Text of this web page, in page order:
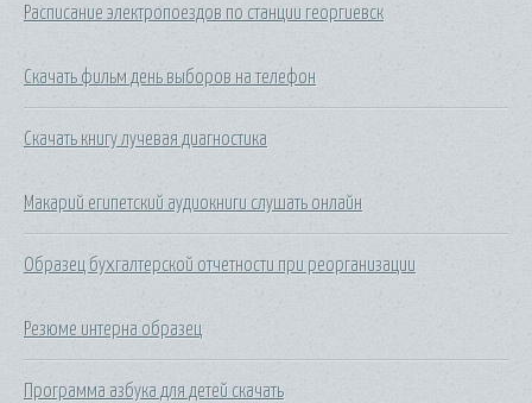
Расписание электропоездов по станции георгиевск
Скачать фильм день выборов на телефон
Скачать книгу лучевая диагностика
Макарий египетский аудиокниги слушать онлайн
Образец бухгалтерской отчетности при реорганизации
Резюме интерна образец
Программа азбука для детей скачать